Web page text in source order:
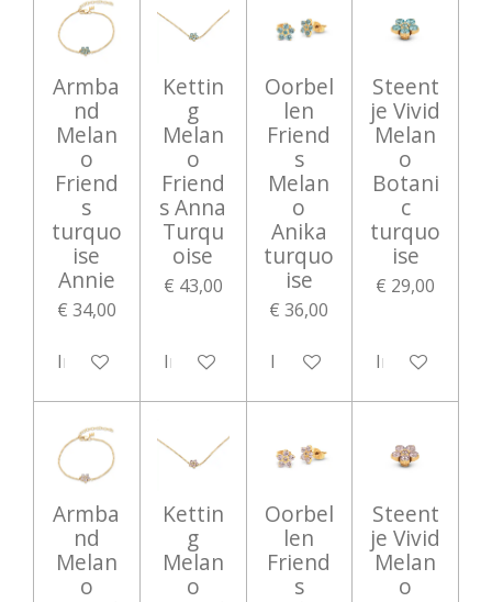
Armba
nd
Melan
o
Friend
s
turquo
ise
Annie
€ 34,00
In winkelwagen
Kettin
g
Melan
o
Friend
s Anna
Turqu
oise
€ 43,00
In winkelwagen
Oorbel
len
Friend
s
Melan
o
Anika
turquo
ise
€ 36,00
In winkelwagen
Steent
je Vivid
Melan
o
Botani
c
turquo
ise
€ 29,00
In
Armba
nd
Melan
o
Kettin
g
Melan
o
Oorbel
len
Friend
s
Steent
je Vivid
Melan
o